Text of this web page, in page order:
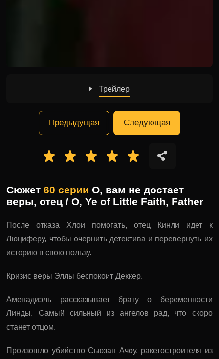
Трейлер
Предыдущая Следующая
Сюжет60 серии О, вам не достает
веры, отец / O, Ye of Little Faith, Father
После отказа Хлои помогать, отец Кинли идет к
Люциферу, чтобы очернить детектива и перевернуть их
историю в свою пользу.
Кризис веры Эллы беспокоит Деккер.
Аменадиэль рассказывает брату о беременности
Линды. Самый сильный из ангелов рад, что скоро
станет отцом.
Произошло убийство Сьюзан Ачоу, ракетостроителя из